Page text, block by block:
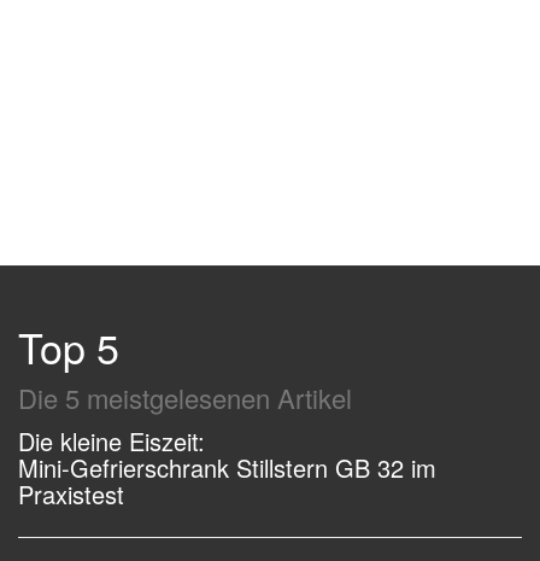
Top 5
Die 5 meistgelesenen Artikel
Die kleine Eiszeit:
Mini-Gefrierschrank Stillstern GB 32 im
Praxistest